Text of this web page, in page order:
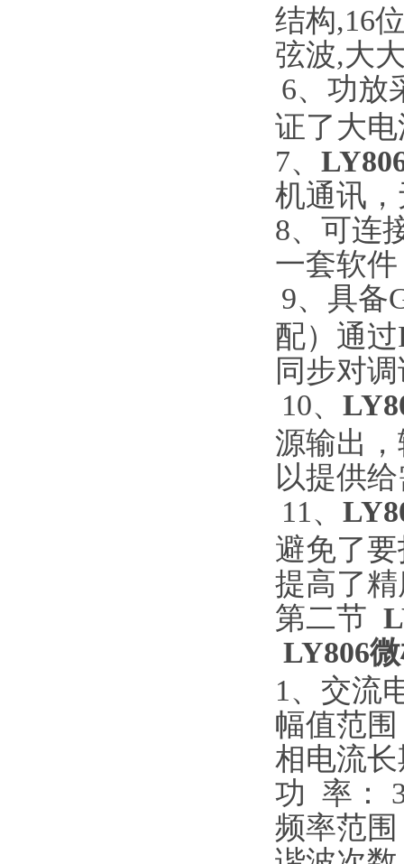
结构,16
弦波,大
6、功放
证了大
7、
机通讯
8、可连
一套软
9、具备
配）通
同步对
10、
源输出
以提供
11、
避免了
提高了
第二节
LY806
1、交流
幅值范
相电流
功 率：
频率范围